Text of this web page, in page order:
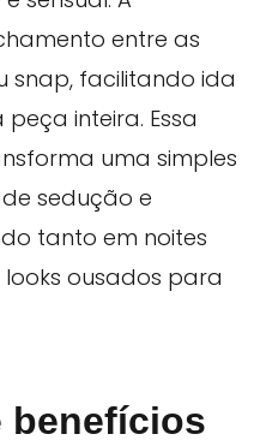
entre as
snap, facilitando ida
inteira. Essa
uma simples
sedução e
tanto em noites
ousados para
benefícios